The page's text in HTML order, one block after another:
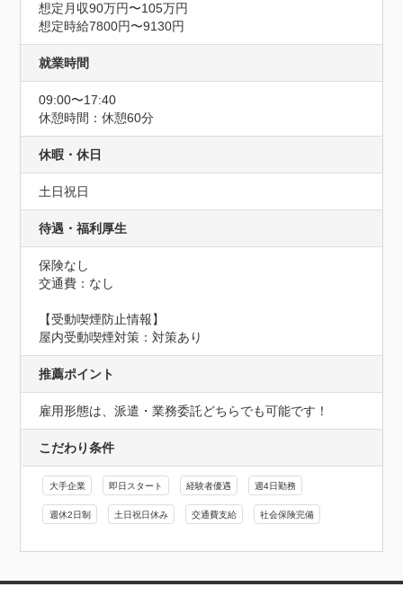
想定月収90万円〜105万円
想定時給7800円〜9130円
就業時間
09:00〜17:40
休憩時間：休憩60分
休暇・休日
土日祝日
待遇・福利厚生
保険なし
交通費：なし
【受動喫煙防止情報】
屋内受動喫煙対策：対策あり
推薦ポイント
雇用形態は、派遣・業務委託どちらでも可能です！
こだわり条件
大手企業 即日スタート 経験者優遇 週4日勤務
週休2日制 土日祝日休み 交通費支給 社会保険完備